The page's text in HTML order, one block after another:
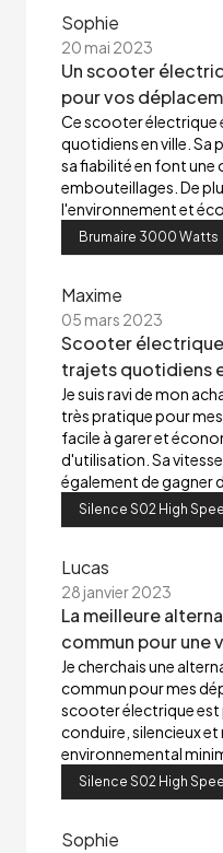
Sophie
20 mai 2023
Un scooter
pour vos
Ce scooter électrique
quotidiens en ville. Sa
sa fiabilité en font une
embouteillages. De
l'environnement et
Brumaire 3000 Watts
Maxime
05 mars 2023
Scooter
trajets quotidiens
Je suis ravi de mon
très pratique pour
facile à garer et
d'utilisation. Sa
également de gagner
Silence S02 High
Lucas
28 janvier 2023
La meilleure
commun pour une
Je cherchais une
commun pour mes
scooter électrique est
conduire, silencieux
environnemental
Silence S02 High
Sophie